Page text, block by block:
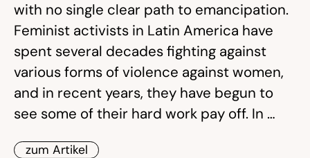
with no single clear path to emancipation.
Feminist activists in Latin America have
spent several decades fighting against
various forms of violence against women,
and in recent years, they have begun to
see some of their hard work pay off. In …
zum Artikel